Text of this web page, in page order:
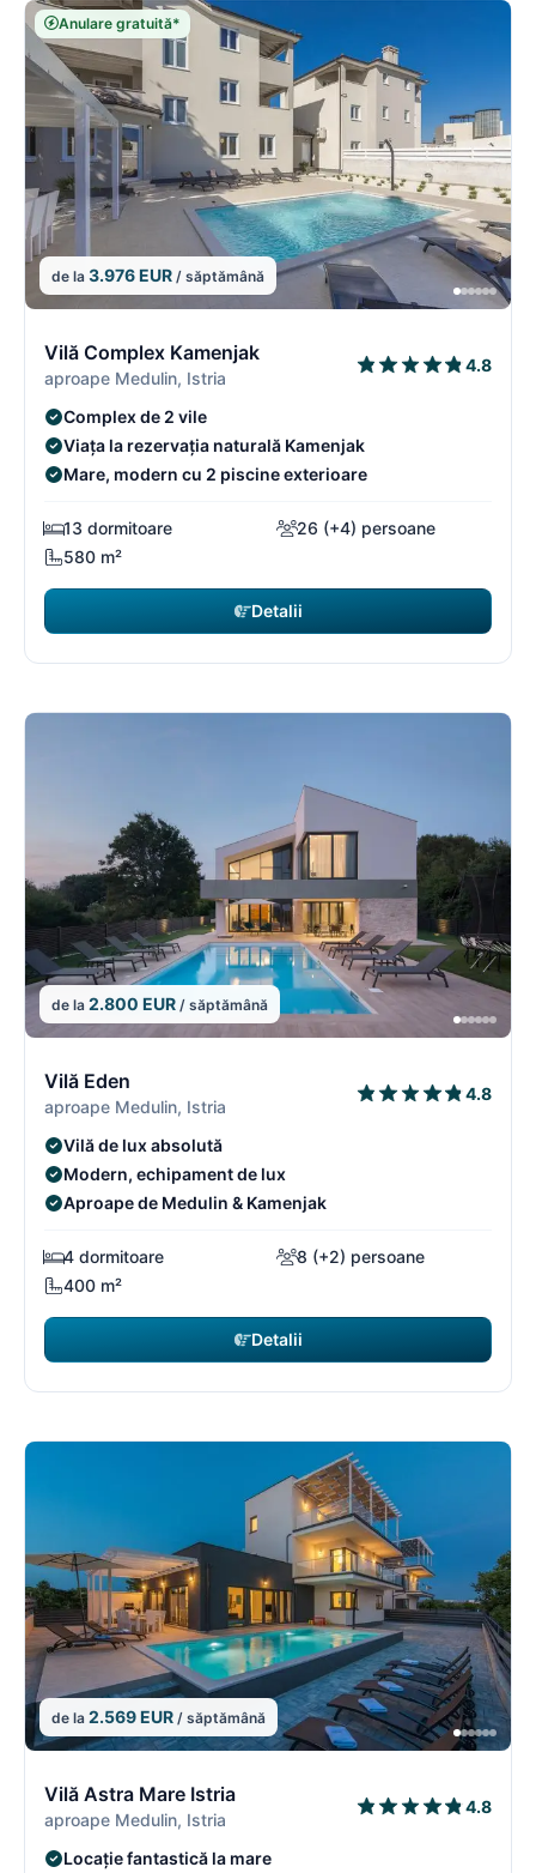
Anulare gratuită*
de la 3.976 EUR / săptămână
Vilă Complex Kamenjak
aproape Medulin, Istria
4.8
Complex de 2 vile
Viața la rezervația naturală Kamenjak
Mare, modern cu 2 piscine exterioare
13 dormitoare
26 (+4) persoane
580 m²
Detalii
de la 2.800 EUR / săptămână
Vilă Eden
aproape Medulin, Istria
4.8
Vilă de lux absolută
Modern, echipament de lux
Aproape de Medulin & Kamenjak
4 dormitoare
8 (+2) persoane
400 m²
Detalii
de la 2.569 EUR / săptămână
Vilă Astra Mare Istria
aproape Medulin, Istria
4.8
Locație fantastică la mare